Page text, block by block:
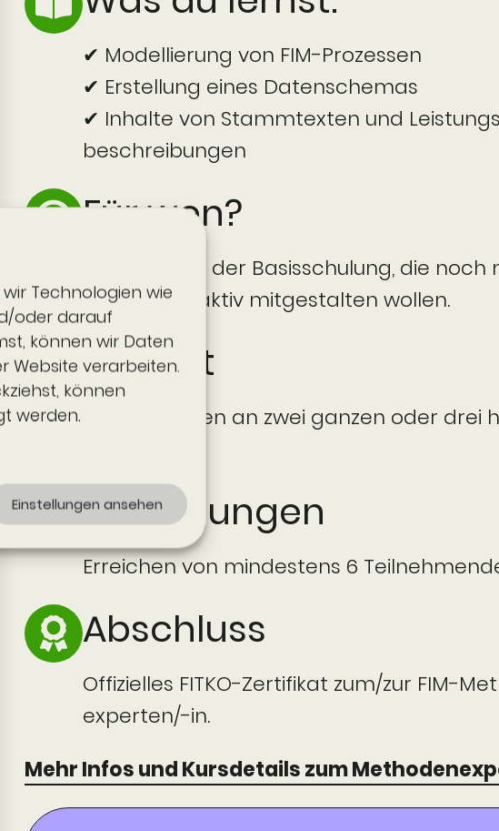
Technologien wie
oder darauf
können wir Daten
Website verarbeiten.
können
werden.
Einstellungen ansehen
✔ Modellierung von FIM-Prozessen
✔ Erstellung eines Daten­schemas
✔ Inhalte von Stamm­texten und
beschrei­bungen
Für wen?
Absolventen der Basis­schulung, die noch
wissen und aktiv mitgestalten wollen.
Format
Ca. 15 Stunden an zwei ganzen oder drei
Bedingungen
Erreichen von mindestens 6
Abschluss
Offizielles FITKO-Zertifikat zum/zur FIM-
experten/-in.
Mehr Infos und Kursdetails zum